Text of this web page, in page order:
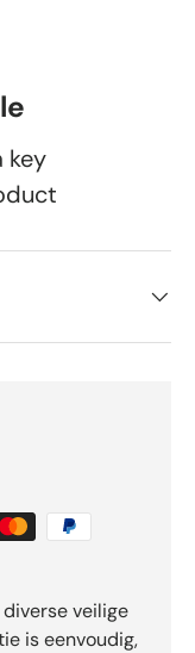
key
veilige
is eenvoudig,